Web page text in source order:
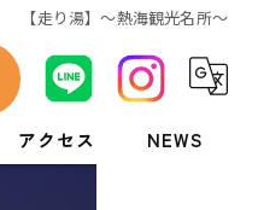
【走り湯】〜熱海観光名所〜
アクセス NEWS